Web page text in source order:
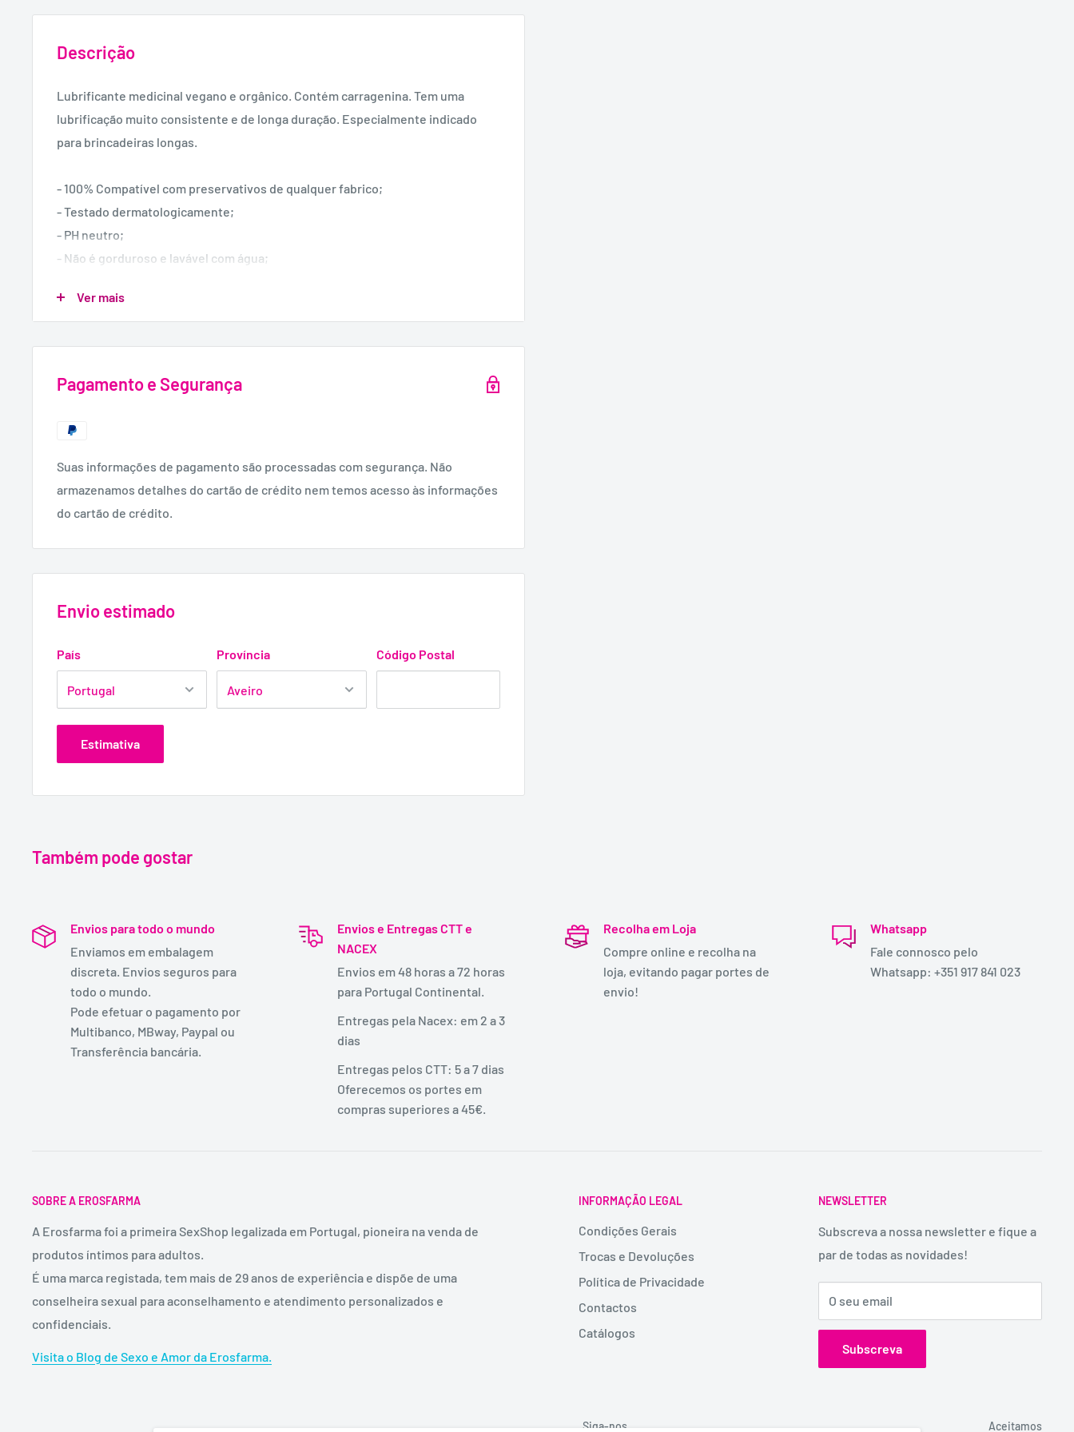
Descrição
Lubrificante medicinal vegano e orgânico. Contém carragenina. Tem uma
lubrificação muito consistente e de longa duração. Especialmente indicado
para brincadeiras longas.
- 100% Compatível com preservativos de qualquer fabrico;
- Testado dermatologicamente;
- PH neutro;
- Não é gorduroso e lavável com água;
- É compatível com brinquedos eróticos.
NGREDIENTES:
Sucionato, Chondrus Crispus (Carragenina), Benzoato de Sódio, Goma
Ver mais
Pagamento e Segurança
Suas informações de pagamento são processadas com segurança. Não
armazenamos detalhes do cartão de crédito nem temos acesso às informações
do cartão de crédito.
Envio estimado
País Província Código Postal
Estimativa
Também pode gostar
Envios para todo o mundo
Enviamos em embalagem
discreta. Envios seguros para
todo o mundo.
Pode efetuar o pagamento por
Multibanco, MBway, Paypal ou
Transferência bancária.
Envios e Entregas CTT e
NACEX
Envios em 48 horas a 72 horas
para Portugal Continental.
Entregas pela Nacex: em 2 a 3
dias
Entregas pelos CTT: 5 a 7 dias
Oferecemos os portes em
compras superiores a 45€.
Recolha em Loja
Compre online e recolha na
loja, evitando pagar portes de
envio!
Whatsapp
Fale connosco pelo
Whatsapp: +351 917 841 023
SOBRE A EROSFARMA
A Erosfarma foi a primeira SexShop legalizada em Portugal, pioneira na venda de
produtos íntimos para adultos.
É uma marca registada, tem mais de 29 anos de experiência e dispõe de uma
conselheira sexual para aconselhamento e atendimento personalizados e
confidenciais.
Visita o Blog de Sexo e Amor da Erosfarma.
INFORMAÇÃO LEGAL
Condições Gerais
Trocas e Devoluções
Política de Privacidade
Contactos
Catálogos
NEWSLETTER
Subscreva a nossa newsletter e fique a
par de todas as novidades!
O seu email
Subscreva
Siga-nos Aceitamos